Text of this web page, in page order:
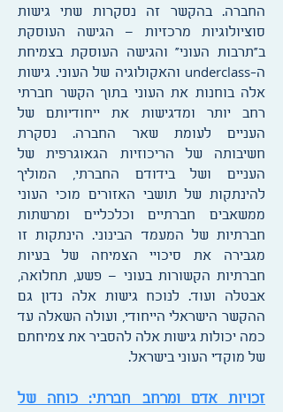
החברה. בהקשר זה נסקרות שתי גישות
סוציולוגיות מרכזיות – הגישה העוסקת
ב"תרבות העוני" והגישה העוסקת בצמיחת
ה-underclass והאקולוגיה של העוני. גישות
אלה בוחנות את העוני בתוך הקשר חברתי
רחב יותר ומדגישות את ייחודיותם של
העניים לעומת שאר החברה. נסקרת
חשיבותה של הריכוזיות הגאוגרפית של
העניים ושל בידודם החברתי, המוליך
להינתקות של תושבי האזורים מוכי העוני
ממשאבים חברתיים וכלכליים ומרשתות
חברתיות של המעמד הבינוני. הינתקות זו
מגבירה את סיכויי הצמיחה של בעיות
חברתיות הקשורות בעוני – פשע, תחלואה,
אבטלה ועוד. לנוכח גישות אלה נדון גם
ההקשר הישראלי הייחודי, ועולה השאלה עד
כמה יכולות גישות אלה להסביר את צמיחתם
של מוקדי העוני בישראל.
זכויות אדם ומרחב חברתי: כוחה של